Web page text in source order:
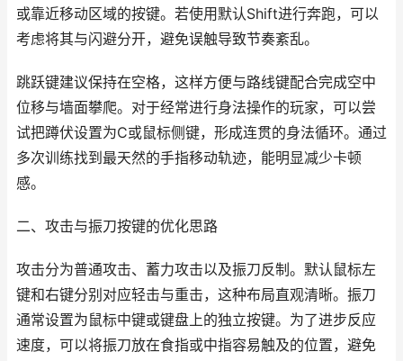
或靠近移动区域的按键。若使用默认Shift进行奔跑，可以
考虑将其与闪避分开，避免误触导致节奏紊乱。
跳跃键建议保持在空格，这样方便与路线键配合完成空中
位移与墙面攀爬。对于经常进行身法操作的玩家，可以尝
试把蹲伏设置为C或鼠标侧键，形成连贯的身法循环。通过
多次训练找到最天然的手指移动轨迹，能明显减少卡顿
感。
二、攻击与振刀按键的优化思路
攻击分为普通攻击、蓄力攻击以及振刀反制。默认鼠标左
键和右键分别对应轻击与重击，这种布局直观清晰。振刀
通常设置为鼠标中键或键盘上的独立按键。为了进步反应
速度，可以将振刀放在食指或中指容易触及的位置，避免